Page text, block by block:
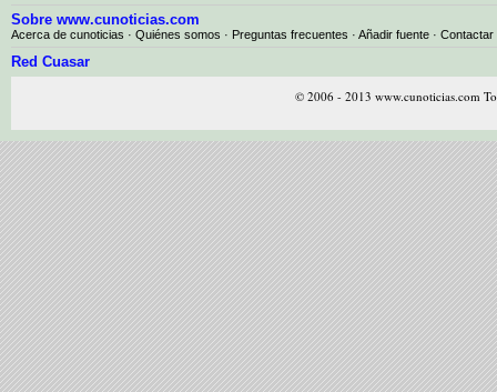
Sobre www.cunoticias.com
Acerca de cunoticias · Quiénes somos · Preguntas frecuentes · Añadir fuente · Contactar
Red Cuasar
© 2006 - 2013 www.cunoticias.com